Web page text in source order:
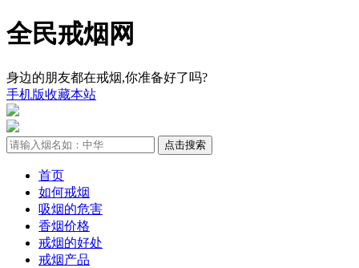
全民戒烟网
身边的朋友都在戒烟,你准备好了吗?
手机版收藏本站
首页
如何戒烟
吸烟的危害
香烟价格
戒烟的好处
戒烟产品